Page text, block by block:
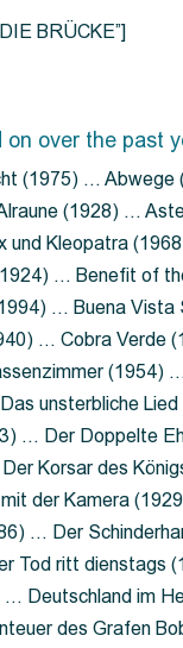
BRÜCKE”]
over the past
(1975) …
(1928) …
Kleopatra
… Benefit of
… Buena
… Cobra
unsterbliche
… Der Doppelte
Korsar des
der Kamera
… Der
Tod ritt dienstags
Deutschland im
des Grafen